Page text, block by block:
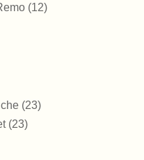
1212
2323
2323